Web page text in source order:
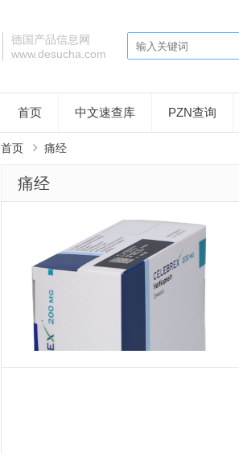
德国产品信息网
www.desucha.com
首页 中文速查库 PZN查询
首页 痛经
痛经